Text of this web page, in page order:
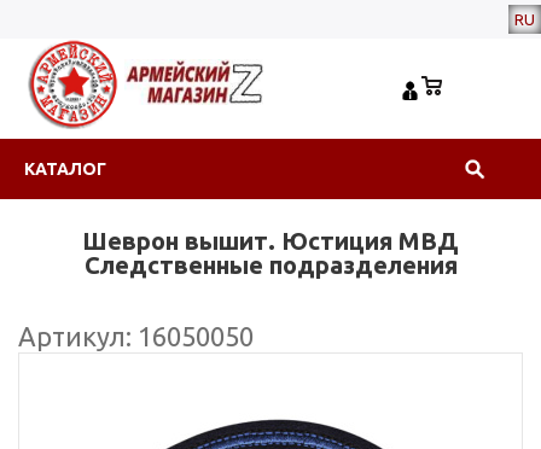
RU
КАТАЛОГ
Шеврон вышит. Юстиция МВД
Следственные подразделения
Артикул: 16050050